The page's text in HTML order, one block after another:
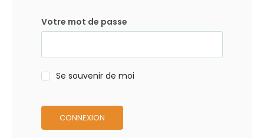
Votre mot de passe
Se souvenir de moi
CONNEXION